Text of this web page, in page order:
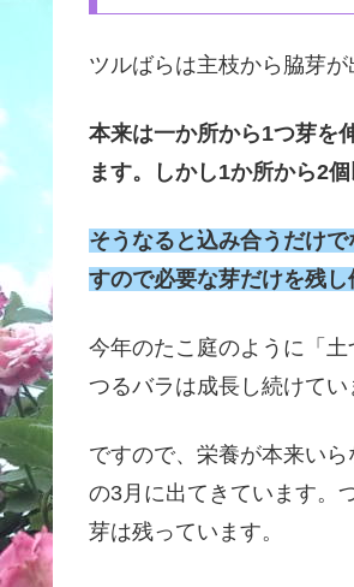
ツルばらは主枝から脇芽が
本来は一か所から1つ芽を
ます。しかし1か所から2
そうなると込み合うだけ
すので必要な芽だけを残し
今年のたこ庭のように「
つるバラは成長し続けてい
ですので、栄養が本来い
の3月に出てきています。
芽は残っています。